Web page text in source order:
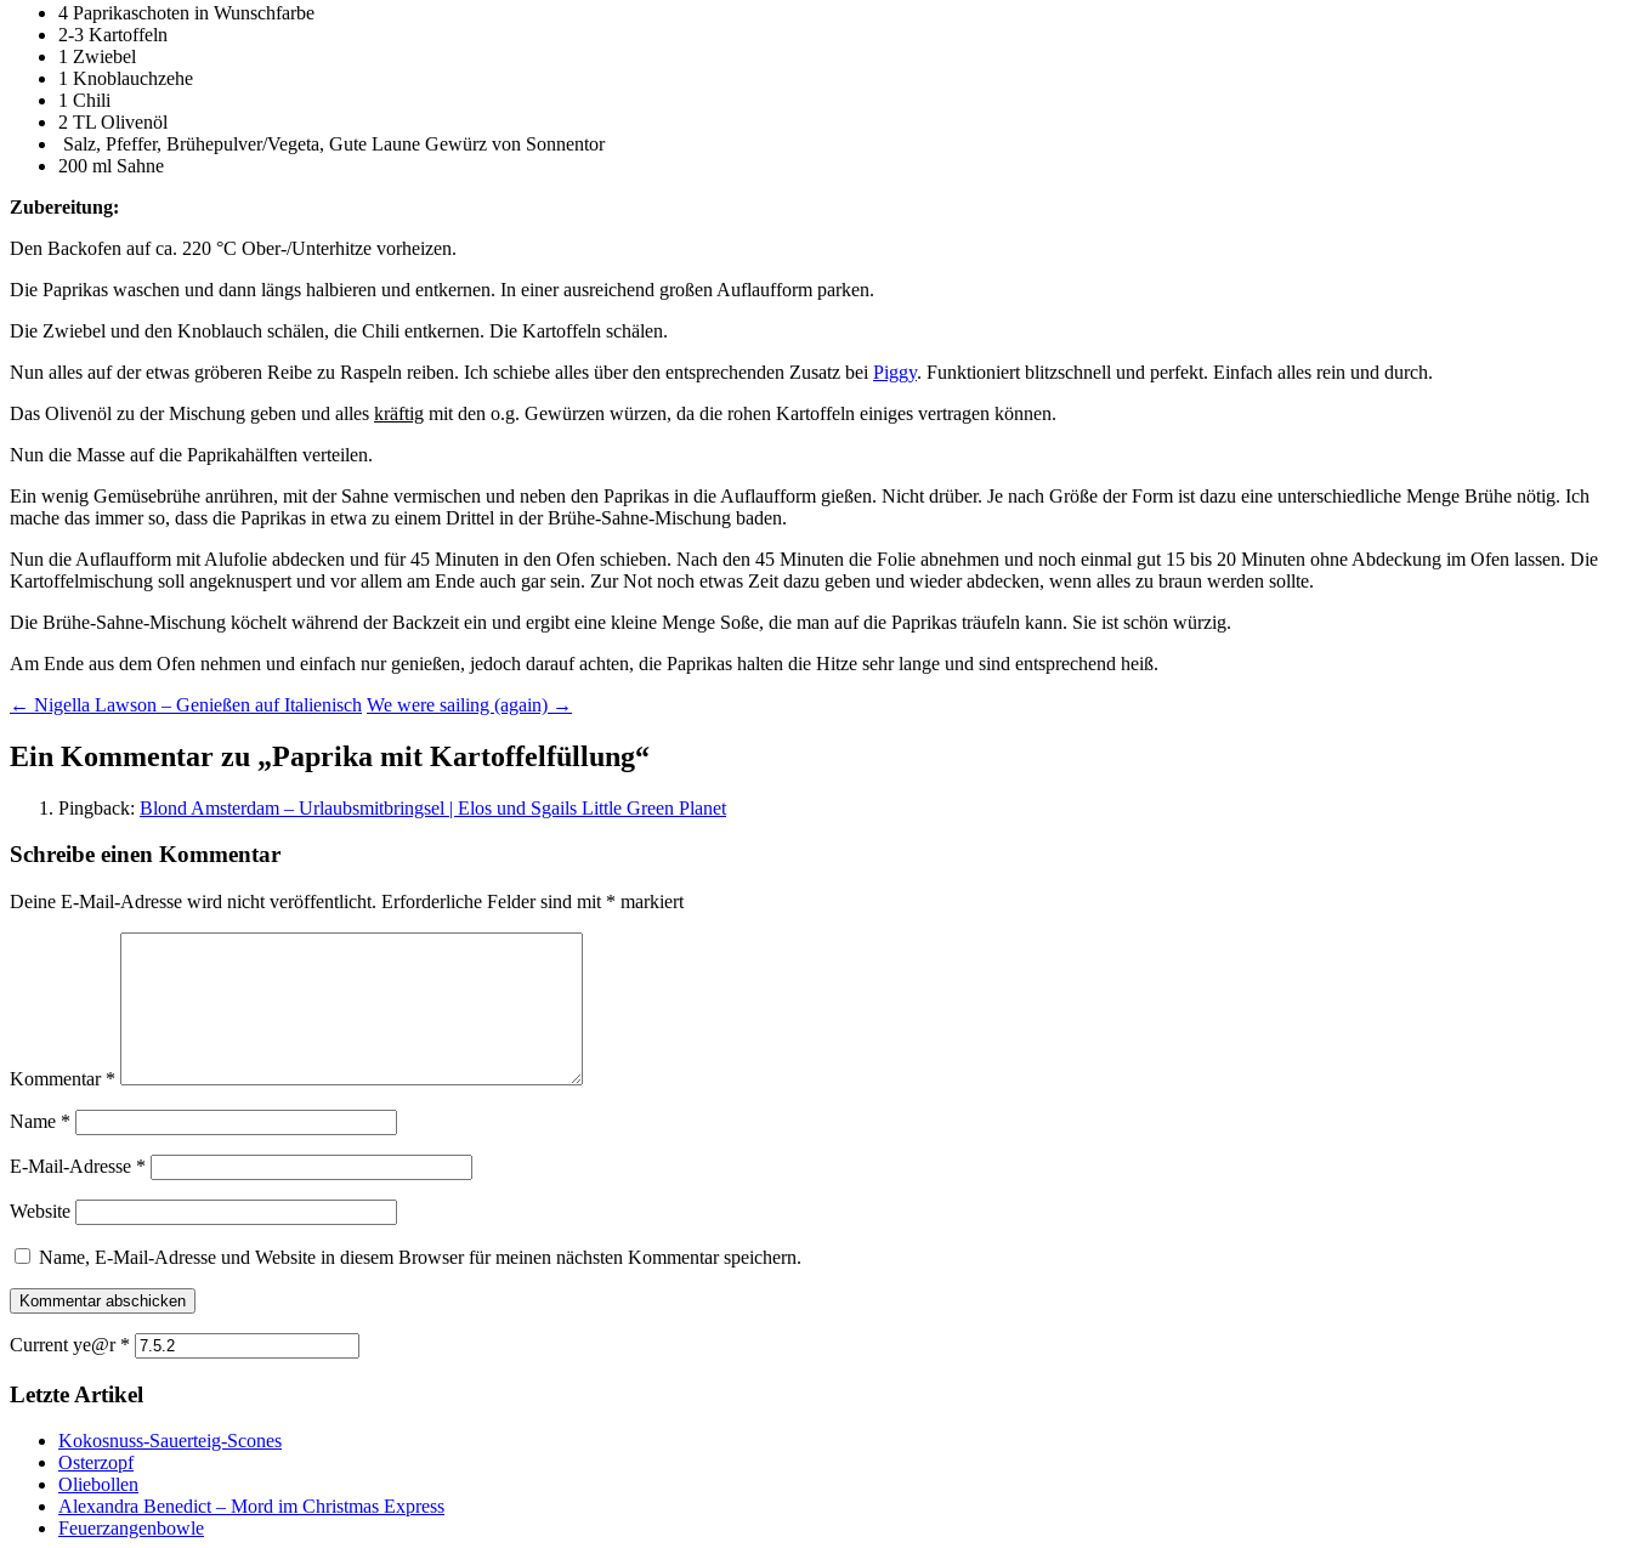
4 Paprikaschoten in Wunschfarbe
2-3 Kartoffeln
1 Zwiebel
1 Knoblauchzehe
1 Chili
2 TL Olivenöl
Salz, Pfeffer, Brühepulver/Vegeta, Gute Laune Gewürz von Sonnentor
200 ml Sahne
Zubereitung:
Den Backofen auf ca. 220 °C Ober-/Unterhitze vorheizen.
Die Paprikas waschen und dann längs halbieren und entkernen. In einer ausreichend großen Auflaufform parken.
Die Zwiebel und den Knoblauch schälen, die Chili entkernen. Die Kartoffeln schälen.
Nun alles auf der etwas gröberen Reibe zu Raspeln reiben. Ich schiebe alles über den entsprechenden Zusatz bei Piggy. Funktioniert blitzschnell und perfekt. Einfach alles rein und durch.
Das Olivenöl zu der Mischung geben und alles kräftig mit den o.g. Gewürzen würzen, da die rohen Kartoffeln einiges vertragen können.
Nun die Masse auf die Paprikahälften verteilen.
Ein wenig Gemüsebrühe anrühren, mit der Sahne vermischen und neben den Paprikas in die Auflaufform gießen. Nicht drüber. Je nach Größe der Form ist dazu eine unterschiedliche Menge Brühe nötig. Ich
mache das immer so, dass die Paprikas in etwa zu einem Drittel in der Brühe-Sahne-Mischung baden.
Nun die Auflaufform mit Alufolie abdecken und für 45 Minuten in den Ofen schieben. Nach den 45 Minuten die Folie abnehmen und noch einmal gut 15 bis 20 Minuten ohne Abdeckung im Ofen lassen. Die
Kartoffelmischung soll angeknuspert und vor allem am Ende auch gar sein. Zur Not noch etwas Zeit dazu geben und wieder abdecken, wenn alles zu braun werden sollte.
Die Brühe-Sahne-Mischung köchelt während der Backzeit ein und ergibt eine kleine Menge Soße, die man auf die Paprikas träufeln kann. Sie ist schön würzig.
Am Ende aus dem Ofen nehmen und einfach nur genießen, jedoch darauf achten, die Paprikas halten die Hitze sehr lange und sind entsprechend heiß.
Beitragsnavigation
← Nigella Lawson – Genießen auf Italienisch We were sailing (again) →
Ein Kommentar zu „Paprika mit Kartoffelfüllung“
Pingback: Blond Amsterdam – Urlaubsmitbringsel | Elos und Sgails Little Green Planet
Schreibe einen Kommentar
Deine E-Mail-Adresse wird nicht veröffentlicht. Erforderliche Felder sind mit * markiert
Kommentar *
Name *
E-Mail-Adresse *
Website
Name, E-Mail-Adresse und Website in diesem Browser für meinen nächsten Kommentar speichern.
Current ye@r *
Letzte Artikel
Kokosnuss-Sauerteig-Scones
Osterzopf
Oliebollen
Alexandra Benedict – Mord im Christmas Express
Feuerzangenbowle